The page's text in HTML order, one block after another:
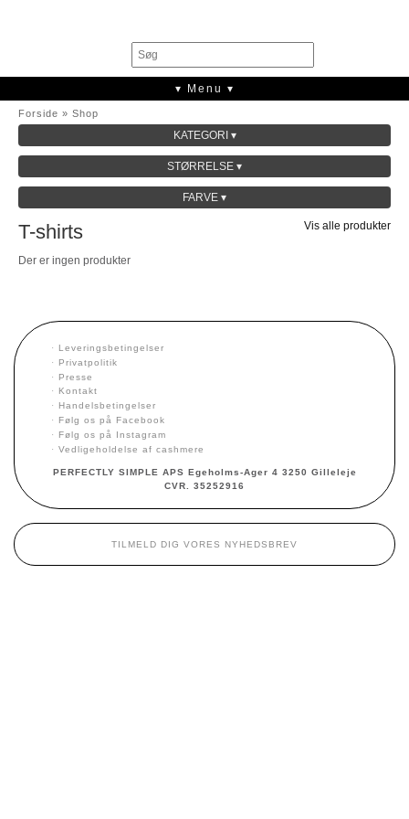
▾ Menu ▾
Forside » Shop
KATEGORI ▾
KOLLEKTION
STØRRELSE ▾
FARVE ▾
Vis alle produkter
T-shirts
Der er ingen produkter
· Leveringsbetingelser
· Privatpolitik
· Presse
·
Kontakt
· Handelsbetingelser
· Følg os på Facebook
·
Følg os på Instagram
· Vedligeholdelse af cashmere
PERFECTLY SIMPLE APS Egeholms-Ager 4 3250 Gilleleje
CVR. 35252916
TILMELD DIG VORES NYHEDSBREV